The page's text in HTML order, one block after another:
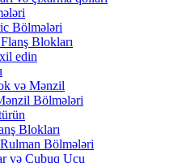
Bölmələri
Blokları
edin
və Mənzil
Bölmələri
Blokları
Bölmələri
və Çubuq Ucu